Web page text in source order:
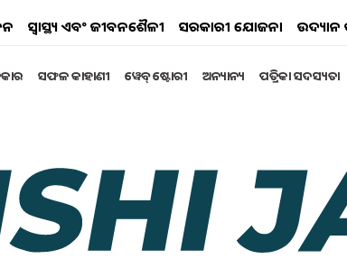
ସ୍ୱାସ୍ଥ୍ୟ ଏବଂ ଜୀବନଶୈଳୀ ସରକାରୀ ଯୋଜନା ଉଦ୍ୟାନ
ସଫଳ କାହାଣୀ ୱେବ୍ ଷ୍ଟୋରୀ ଅନ୍ୟାନ୍ୟ ପତ୍ରିକା ସଦସ୍ୟତା
ସରକାର କଲେ